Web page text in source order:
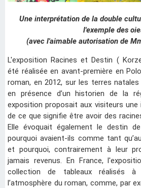
Une interprétation de la double
l'exemple des
(avec l'aimable autorisation de
L'exposition Racines et Destin (
été réalisée en avant-première en
roman, en 2012, sur les terres
en présence d’un historien de la
exposition proposait aux visiteurs
de ce que signifie être avoir des
Elle évoquait également le destin
pourquoi avaient-ils comme tant
et pourquoi, contrairement à leur
jamais revenus. En France,
collection de tableaux réalisés à
l’atmosphère du roman, comme, par